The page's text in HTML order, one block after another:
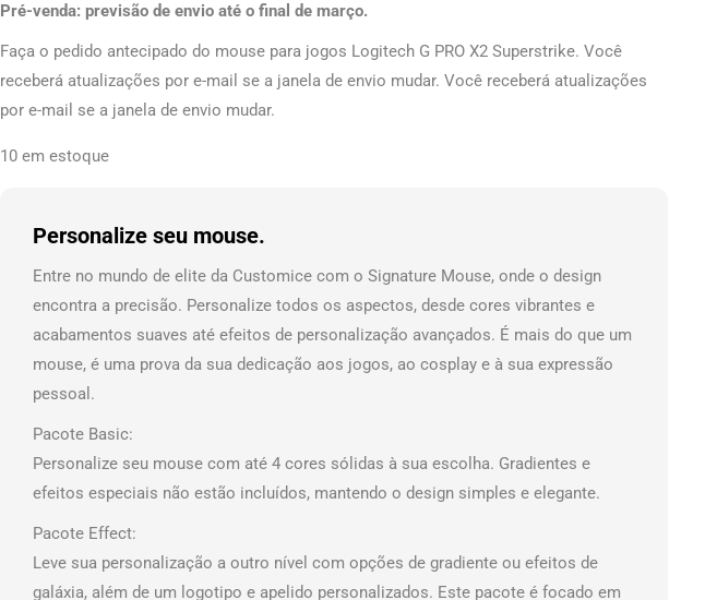
Pré-venda: previsão de envio até o final de março.
Faça o pedido antecipado do mouse para jogos Logitech G PRO X2 Superstrike. Você
receberá atualizações por e-mail se a janela de envio mudar. Você receberá atualizações
por e-mail se a janela de envio mudar.
10 em estoque
Personalize seu mouse.
Entre no mundo de elite da Customice com o Signature Mouse, onde o design
encontra a precisão. Personalize todos os aspectos, desde cores vibrantes e
acabamentos suaves até efeitos de personalização avançados. É mais do que um
mouse, é uma prova da sua dedicação aos jogos, ao cosplay e à sua expressão
pessoal.
Pacote Basic:
Personalize seu mouse com até 4 cores sólidas à sua escolha. Gradientes e
efeitos especiais não estão incluídos, mantendo o design simples e elegante.
Pacote Effect:
Leve sua personalização a outro nível com opções de gradiente ou efeitos de
galáxia, além de um logotipo e apelido personalizados. Este pacote é focado em